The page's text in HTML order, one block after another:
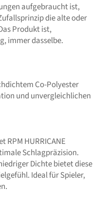
aufgebraucht ist,
die alte oder
Produkt ist,
immer dasselbe.
Co-Polyester
und unvergleichlichen
RPM HURRICANE
Schlagpräzision.
Dichte bietet diese
Ideal für Spieler,